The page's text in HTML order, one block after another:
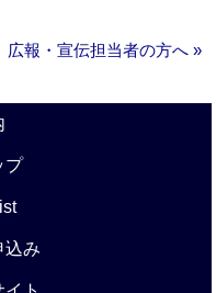
広報・宣伝担当者の方へ »
プ
込み